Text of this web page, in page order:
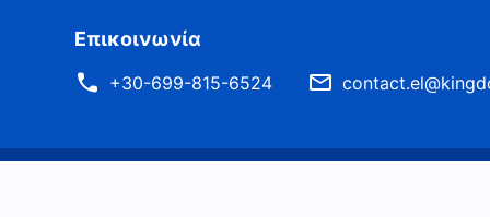
Επικοινωνία
+30-699-815-6524